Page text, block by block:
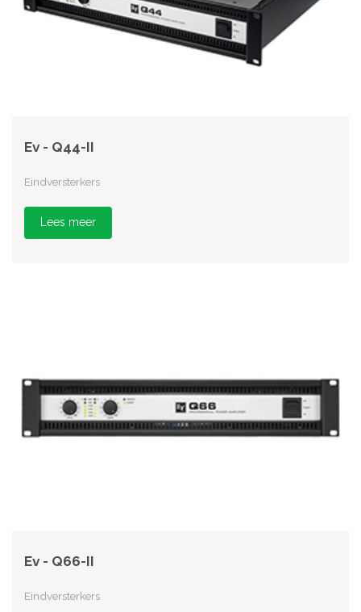
Ev - Q44-II
Eindversterkers
Lees meer
Ev - Q66-II
Eindversterkers